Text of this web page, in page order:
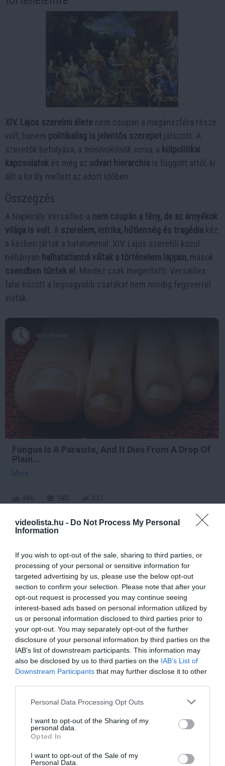
videolista.hu - Do Not Process My Personal
Information
If you wish to opt-out of the sale, sharing to third parties, or
processing of your personal or sensitive information for
targeted advertising by us, please use the below opt-out
section to confirm your selection. Please note that after your
opt-out request is processed you may continue seeing
interest-based ads based on personal information utilized by
us or personal information disclosed to third parties prior to
your opt-out. You may separately opt-out of the further
disclosure of your personal information by third parties on the
IAB’s list of downstream participants. This information may
also be disclosed by us to third parties on the IAB’s List of
Downstream Participants that may further disclose it to other
Please note that this website/app uses one or more Google
not limited to your visit or usage behaviour. You may click to
grant or deny consent to Google and its third-party tags to
use your data for below specified purposes in below Google
consent section.
Personal Data Processing Opt Outs
I want to opt-out of the Sharing of my
personal data.
Opted In
I want to opt-out of the Sale of my
Personal Data.
XIV. Lajos szerelmi élete nem csupán a magánszféra része
volt, hanem politikailag is jelentős szerepet játszott. A
szeretők befolyása, a trónörökösök sorsa, a külpolitikai
kapcsolatok és még az udvari hierarchia is függött attól, ki
állt a király mellett az adott időben.
Összegzés
A Napkirály Versailles-a nem csupán a fény, de az árnyékok
világa is volt . A szerelem, intrika, hűtlenség és tragédia kéz
a kézben jártak a hatalommal. XIV. Lajos szeretői közül
néhányan halhatatlanná váltak a történelem lapjain, mások
csendben tűntek el
. Mindez csak megerősíti: Versailles
falai között a legnagyobb csatákat nem mindig fegyverrel
vívták.
10 h 36 min
Fungus Is A Parasite, And It Dies From A Drop Of
Plain...
More
Fungus Dries Up And Falls Off After The First
Use
More
208 180 398
3 h 46 min